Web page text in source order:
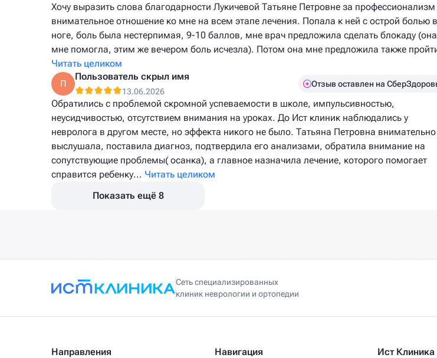
Хочу выразить слова благодарности Лукичевой Татьяне Петровне за профессионализм
внимательное отношение ко мне на всем этапе лечения. Попала к ней с острой болью в
ноге, боль была нестерпимая, 9-10 баллов, мне врач предложила сделать блокаду (она
мне помогла, этим же вечером боль исчезла). Потом она мне предложила также
Читать целиком
П
Пользователь скрыл имя
13.06.2026
Отзыв оставлен на
Обратились с проблемой скромной успеваемости в школе, импульсивностью,
неусидчивостью, отсутствием внимания на уроках. До Ист клиник наблюдались у
невролога в другом месте, но эффекта никого не было. Татьяна Петровна внимательно
выслушала, поставила диагноз, подтвердила его анализами, обратила внимание на
сопутствующие проблемы( осанка), а главное назначила лечение, которого помогает
справится ребенку... Читать целиком
Показать ещё 8
Сеть специализированных
клиник неврологии и ортопедии
Направления
Навигация
Ист Клиника